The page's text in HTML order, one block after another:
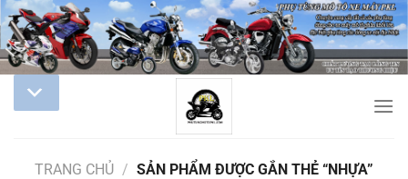
TRANG CHỦ / SẢN PHẨM ĐƯỢC GẮN THẺ “NHỰA”